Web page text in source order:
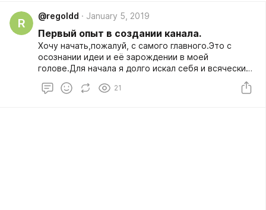
R
@regoldd January 5, 2019
Первый опыт в создании канала.
Хочу начать,пожалуй, с самого главного.Это с
осознании идеи и её зарождении в моей
голове.Для начала я долго искал себя и всячески
своего сердца,но позже понял,что нужно это
21